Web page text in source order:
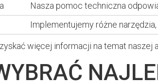
Nasza pomoc techniczna
Implementujemy różne
więcej informacji na temat naszej